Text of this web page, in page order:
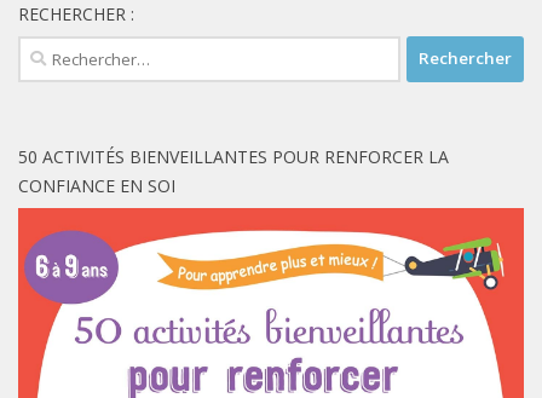
RECHERCHER :
Rechercher :
50 ACTIVITÉS BIENVEILLANTES POUR RENFORCER LA
CONFIANCE EN SOI